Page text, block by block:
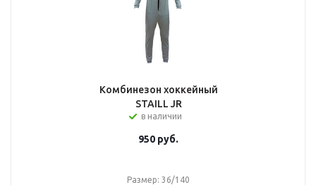
Комбинезон хоккейный
STAILL JR
в наличии
950 руб.
Размер: 36/140